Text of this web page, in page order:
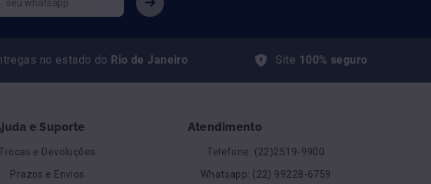
no estado do Rio de Janeiro Site 100% seguro
e Suporte
Trocas e Devoluções
Prazos e Envios
Atendimento
Telefone: (22)2519-9900
Whatsapp: (22) 99228-6759